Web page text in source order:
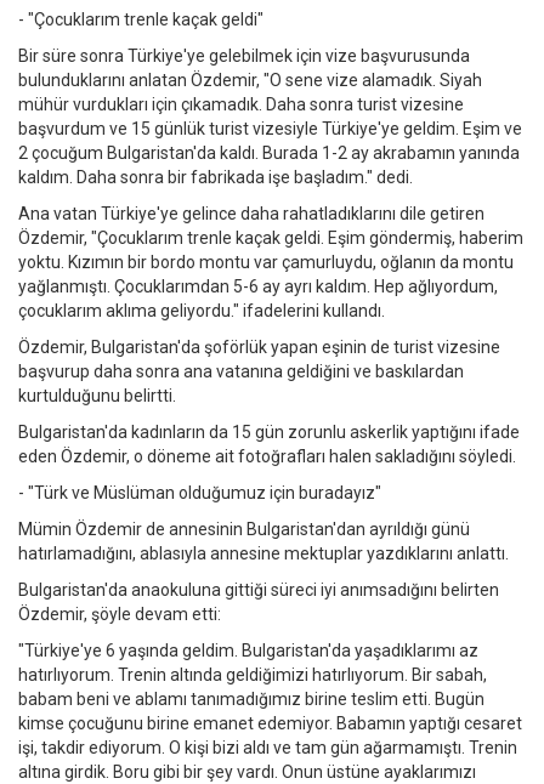
- "Çocuklarım trenle kaçak geldi"
Bir süre sonra Türkiye'ye gelebilmek için vize başvurusunda
bulunduklarını anlatan Özdemir, "O sene vize alamadık. Siyah
mühür vurdukları için çıkamadık. Daha sonra turist vizesine
başvurdum ve 15 günlük turist vizesiyle Türkiye'ye geldim. Eşim ve
2 çocuğum Bulgaristan'da kaldı. Burada 1-2 ay akrabamın yanında
kaldım. Daha sonra bir fabrikada işe başladım." dedi.
Ana vatan Türkiye'ye gelince daha rahatladıklarını dile getiren
Özdemir, "Çocuklarım trenle kaçak geldi. Eşim göndermiş, haberim
yoktu. Kızımın bir bordo montu var çamurluydu, oğlanın da montu
yağlanmıştı. Çocuklarımdan 5-6 ay ayrı kaldım. Hep ağlıyordum,
çocuklarım aklıma geliyordu." ifadelerini kullandı.
Özdemir, Bulgaristan'da şoförlük yapan eşinin de turist vizesine
başvurup daha sonra ana vatanına geldiğini ve baskılardan
kurtulduğunu belirtti.
Bulgaristan'da kadınların da 15 gün zorunlu askerlik yaptığını ifade
eden Özdemir, o döneme ait fotoğrafları halen sakladığını söyledi.
- "Türk ve Müslüman olduğumuz için buradayız"
Mümin Özdemir de annesinin Bulgaristan'dan ayrıldığı günü
hatırlamadığını, ablasıyla annesine mektuplar yazdıklarını anlattı.
Bulgaristan'da anaokuluna gittiği süreci iyi anımsadığını belirten
Özdemir, şöyle devam etti:
"Türkiye'ye 6 yaşında geldim. Bulgaristan'da yaşadıklarımı az
hatırlıyorum. Trenin altında geldiğimizi hatırlıyorum. Bir sabah,
babam beni ve ablamı tanımadığımız birine teslim etti. Bugün
kimse çocuğunu birine emanet edemiyor. Babamın yaptığı cesaret
işi, takdir ediyorum. O kişi bizi aldı ve tam gün ağarmamıştı. Trenin
altına girdik. Boru gibi bir şey vardı. Onun üstüne ayaklarımızı